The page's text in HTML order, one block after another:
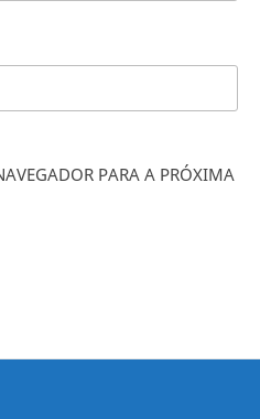
PARA A PRÓXIMA